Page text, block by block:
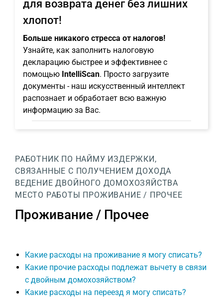
для возврата денег без лишних
хлопот!
Больше никакого стресса от налогов!
Узнайте, как заполнить налоговую
декларацию быстрее и эффективнее с
помощью IntelliScan. Просто загрузите
документы - наш искусственный интеллект
распознает и обработает всю важную
информацию за Вас.
РАБОТНИК ПО НАЙМУ ИЗДЕРЖКИ,
СВЯЗАННЫЕ С ПОЛУЧЕНИЕМ ДОХОДА
ВЕДЕНИЕ ДВОЙНОГО ДОМОХОЗЯЙСТВА
МЕСТО РАБОТЫ ПРОЖИВАНИЕ / ПРОЧЕЕ
Проживание / Прочее
Какие расходы на проживание я могу списать?
Какие прочие расходы подлежат вычету в связи
с двойным домохозяйством?
Какие расходы на переезд я могу списать?